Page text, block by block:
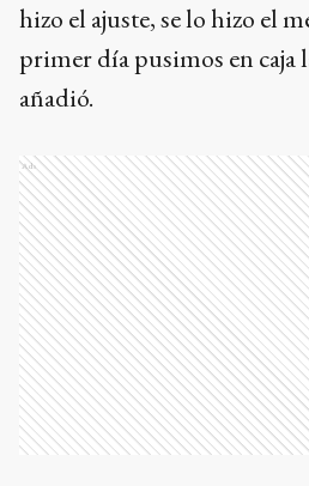
hizo el ajuste, se lo hizo el
primer día pusimos en caja
añadió.
Ads